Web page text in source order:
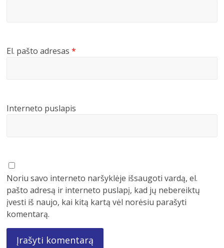
El. pašto adresas*
Interneto puslapis
Noriu savo interneto naršyklėje išsaugoti vardą, el.
pašto adresą ir interneto puslapį, kad jų nebereiktų
įvesti iš naujo, kai kitą kartą vėl norėsiu parašyti
komentarą.